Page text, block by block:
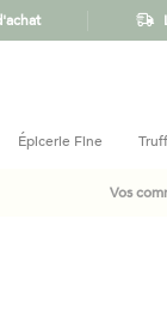
Épicerie Fine
Vos